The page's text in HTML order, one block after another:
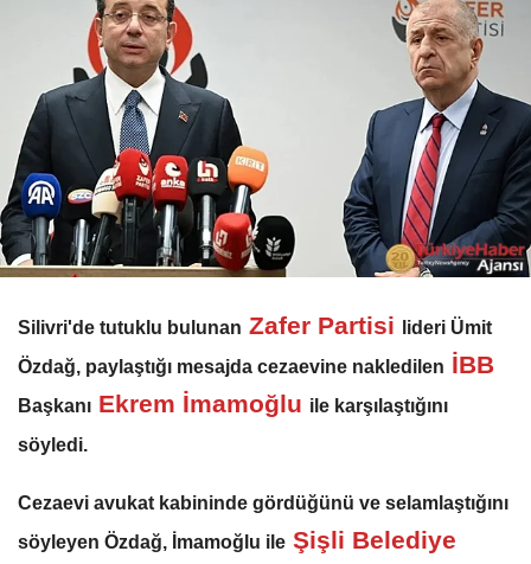
Silivri'de tutuklu bulunan Zafer Partisi
lideri Ümit
Özdağ, paylaştığı mesajda cezaevine nakledilen İBB
Başkanı Ekrem İmamoğlu ile karşılaştığını
söyledi.
Cezaevi avukat kabininde gördüğünü ve selamlaştığını
söyleyen Özdağ, İmamoğlu ile Şişli Belediye